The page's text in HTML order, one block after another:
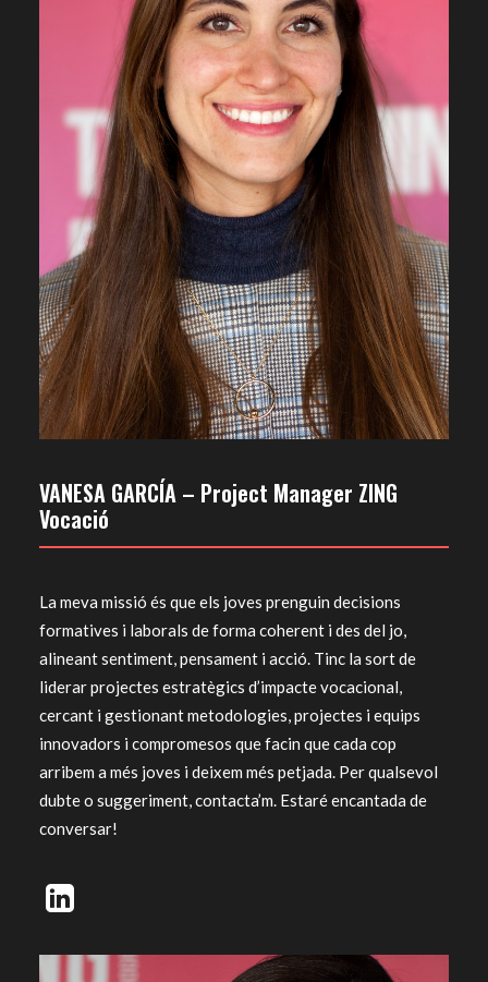
VANESA GARCÍA – Project Manager ZING
Vocació
La meva missió és que els joves prenguin decisions
formatives i laborals de forma coherent i des del jo,
alineant sentiment, pensament i acció. Tinc la sort de
liderar projectes estratègics d’impacte vocacional,
cercant i gestionant metodologies, projectes i equips
innovadors i compromesos que facin que cada cop
arribem a més joves i deixem més petjada. Per qualsevol
dubte o suggeriment, contacta’m. Estaré encantada de
conversar!